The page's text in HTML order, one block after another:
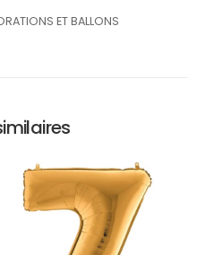
ET BALLONS